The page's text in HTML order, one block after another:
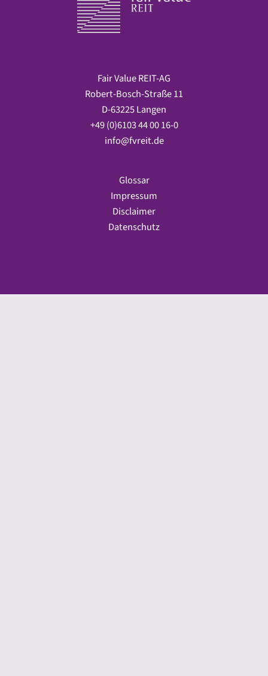
Fair Value REIT-AG
Robert-Bosch-Straße 11
D-63225 Langen
+49 (0)6103 44 00 16-0
info@fvreit.de
Glossar
Impressum
Disclaimer
Datenschutz